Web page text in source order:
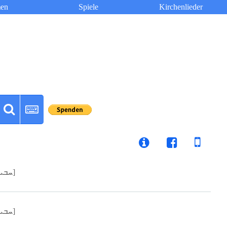
Spiele Kirchenlieder
[ܚܒܝܒ]
[ܚܒܝܒ]